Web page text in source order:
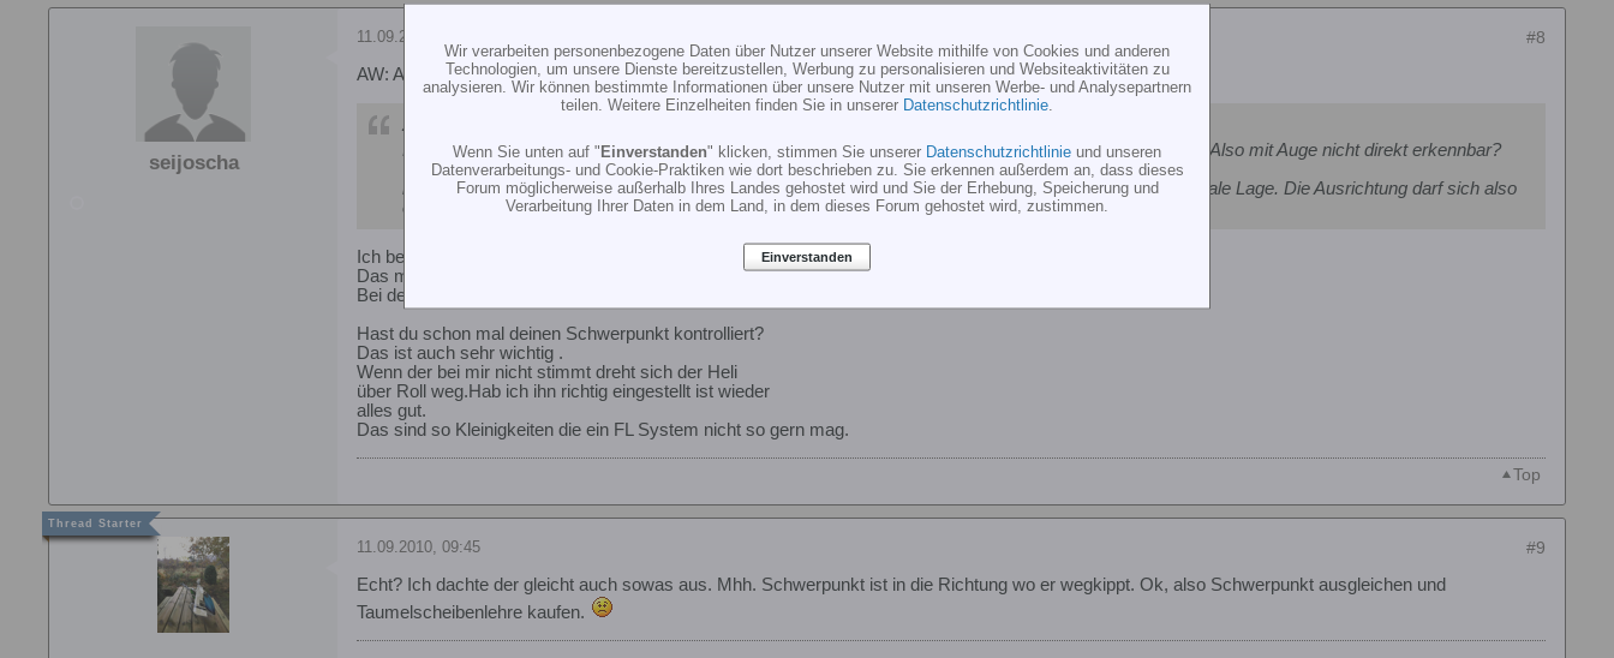
seijoscha
#8
11.09.2010, 09:34
AW: Ausrichtung der Taumelscheibe - wie wichtig
Zitat von
Nur dreht mein Gyrobot über Nick weg. Kann das an einer minimal falschen Nullstellung der TS liegen? Also mit Auge nicht direkt erkennbar?
ßbrigens müssten fbl Systeme schon die aktuelle Lage stabilisieren aber nicht rücksteuern in eine neutrale Lage. Die Ausrichtung darf sich also
eigentlich nicht ändern.
Ich benutze auch nur eine Taumelscheibenlehre zum einstellen.
Das mit nach Auge geht aber eben nicht 100%.
Bei der TS Einstellung sollte man schon sehr genau sein.
Hast du schon mal deinen Schwerpunkt kontrolliert?
Das ist auch sehr wichtig .
Wenn der bei mir nicht stimmt dreht sich der Heli
über Roll weg.Hab ich ihn richtig eingestellt ist wieder
alles gut.
Das sind so Kleinigkeiten die ein FL System nicht so gern mag.
Top
#9
11.09.2010, 09:45
Echt? Ich dachte der gleicht auch sowas aus. Mhh. Schwerpunkt ist in die Richtung wo er wegkippt. Ok, also Schwerpunkt ausgleichen und
Taumelscheibenlehre kaufen.
Wir verarbeiten personenbezogene Daten über Nutzer unserer Website mithilfe von Cookies und anderen
Technologien, um unsere Dienste bereitzustellen, Werbung zu personalisieren und Websiteaktivitäten zu
analysieren. Wir können bestimmte Informationen über unsere Nutzer mit unseren Werbe- und Analysepartnern
teilen. Weitere Einzelheiten finden Sie in unserer Datenschutzrichtlinie
Wenn Sie unten auf "Einverstanden" klicken, stimmen Sie unserer Datenschutzrichtlinie und unseren
Datenverarbeitungs- und Cookie-Praktiken wie dort beschrieben zu. Sie erkennen außerdem an, dass dieses
Forum möglicherweise außerhalb Ihres Landes gehostet wird und Sie der Erhebung, Speicherung und
Verarbeitung Ihrer Daten in dem Land, in dem dieses Forum gehostet wird, zustimmen.
Einverstanden